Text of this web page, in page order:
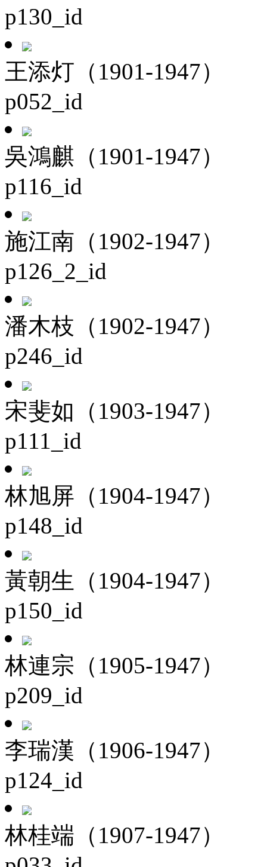
p130_id
王添灯（1901-1947）
p052_id
吳鴻麒（1901-1947）
p116_id
施江南（1902-1947）
p126_2_id
潘木枝（1902-1947）
p246_id
宋斐如（1903-1947）
p111_id
林旭屏（1904-1947）
p148_id
黃朝生（1904-1947）
p150_id
林連宗（1905-1947）
p209_id
李瑞漢（1906-1947）
p124_id
林桂端（1907-1947）